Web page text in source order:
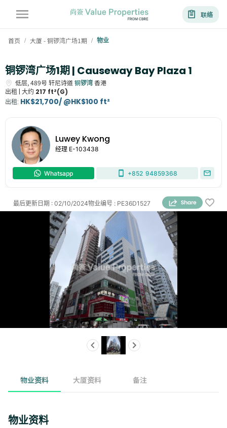
联络
首页 / 大厦 - 铜锣湾广场1期 / 物业
铜锣湾广场1期 | Causeway Bay Plaza 1
低层,489号 轩尼诗道铜锣湾香港
出租 | 大约 217 ft²(G)
出租: HK$21,700/ @HK$100 ft²
Luwey Kwong
经理 E-103438
Whatsapp +852 94859368
物业编号 : PE36D1527
最后更新日期 : 02/10/2024
物业资料 大厦资料 备注
物业资料